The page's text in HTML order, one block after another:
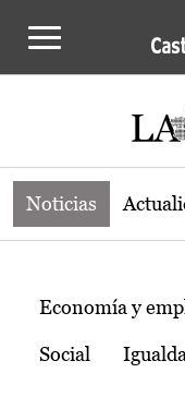
Noticias de
Noticias
Temas
Economía y
Social